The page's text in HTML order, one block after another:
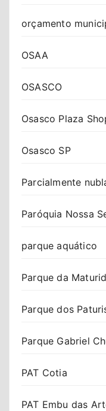
orçamento
OSAA
OSASCO
Osasco Plaza
Osasco SP
Parcialmente
Paróquia Nossa
parque aquático
Parque da
Parque dos
Parque Gabriel
PAT Cotia
PAT Embu das